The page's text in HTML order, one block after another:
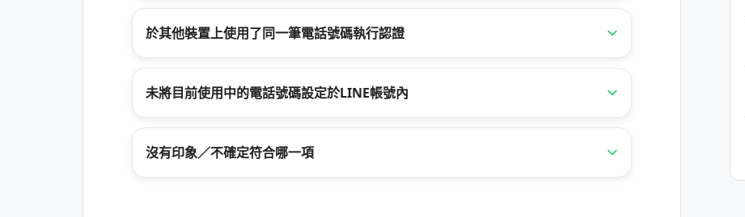
於其他裝置上使用了同一筆電話號碼執行認證
未將目前使用中的電話號碼設定於LINE帳號內
沒有印象／不確定符合哪一項